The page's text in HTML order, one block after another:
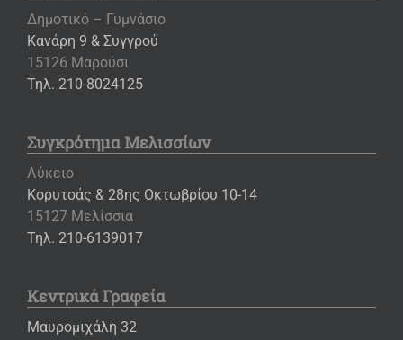
Δημοτικό – Γυμνάσιο
Κανάρη 9 & Συγγρού
15126 Μαρούσι
Τηλ. 210-8024125
Συγκρότημα Μελισσίων
Λύκειο
Κορυτσάς & 28ης Οκτωβρίου 10-14
15127 Μελίσσια
Τηλ. 210-6139017
Κεντρικά Γραφεία
Μαυρομιχάλη 32